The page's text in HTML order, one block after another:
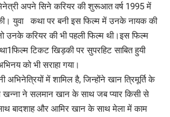
अपने सिने करियर की शुरूआत वर्ष 1995 में
युवा कथा पर बनी इस फिल्म में उनके नायक की
उनके करियर की भी पहली फिल्म थी।इस फिल्म
था1फिल्म टिकट खिड़की पर सुपरहिट साबित हुयी
को भी सराहा गया।
में शामिल है, जिन्होंने खान त्रिमूर्ति के
खन्ना ने सलमान खान के साथ जब प्यार किसी से
बादशाह और आमिर खान के साथ मेला में काम